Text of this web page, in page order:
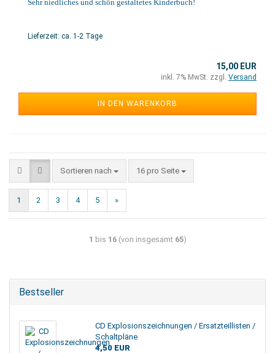
Sehr niedliches und schön gestaltetes Kinderbuch!
Lieferzeit: ca. 1-2 Tage
15,00 EUR
inkl. 7% MwSt. zzgl. Versand
IN DEN WARENKORB
Sortieren nach 16 pro Seite
1 2 3 4 5 »
1 bis 16(von insgesamt 65)
Bestseller
CD Explosionszeichnungen / Ersatzteillisten /
Schaltpläne
4,50 EUR